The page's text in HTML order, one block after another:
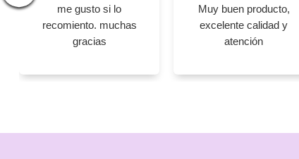
me gusto si lo
recomiento. muchas
gracias
Muy buen producto,
excelente calidad y
atención